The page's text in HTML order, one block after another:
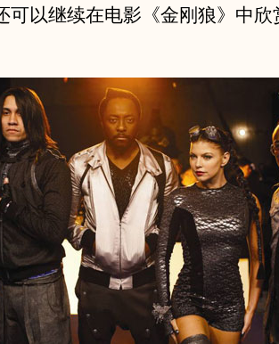
可以继续在电影《金刚狼》中欣